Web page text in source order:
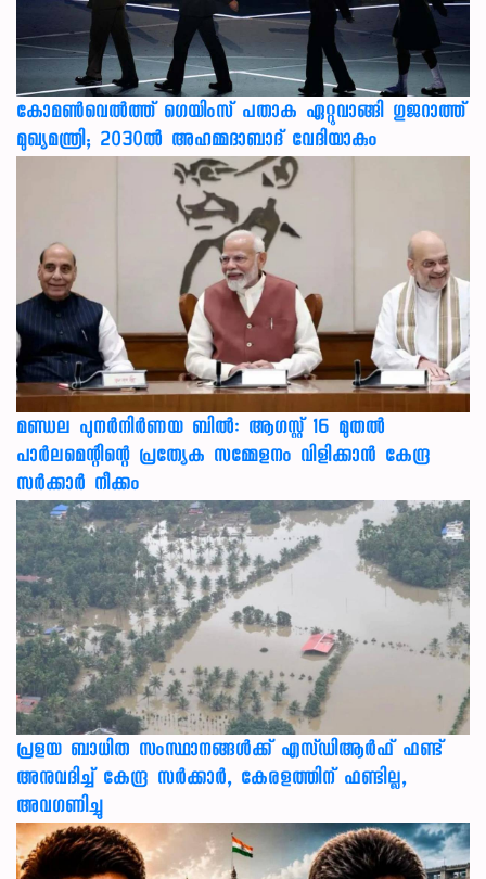
കോമൺവെൽത്ത് ഗെയിംസ് പതാക ഏറ്റുവാങ്ങി ഗുജറാത്ത്
മുഖ്യമന്ത്രി; 2030ൽ അഹമ്മദാബാദ് വേദിയാകും
മണ്ഡല പുനർനിർണയ ബിൽ: ആഗസ്റ്റ് 16 മുതൽ
പാർലമെന്റിന്റെ പ്രത്യേക സമ്മേളനം വിളിക്കാൻ കേന്ദ്ര
സർക്കാർ നീക്കം
പ്രളയ ബാധിത സംസ്ഥാനങ്ങൾക്ക് എസ്ഡിആർഫ് ഫണ്ട്
അനുവദിച്ച് കേന്ദ്ര സര്‍ക്കാര്‍, കേരളത്തിന് ഫണ്ടില്ല,
അവഗണിച്ചു